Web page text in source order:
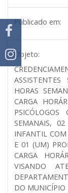
Publicado em:
Objeto:
HORAS
CARGA
SEMANAIS, 02
INFANTIL COM
E 01 (UM)
CARGA
VISANDO
DO MUNICÍPIO